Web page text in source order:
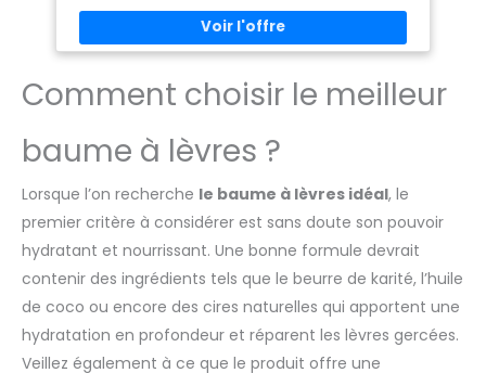
apaisées, protégées pour une sensation de confort
immédiate. 🍃 FABRICATION FRANÇAISE & HUILE DE BEURRE
DE KARITÉ ISSU DU COMMERCE ÉQUITABLE: Ce stick lèvres
contient du Beurre de Karité favorisant le commerce
ENGAGÉE : Labellisés One Voice depuis 2001, les produits Le
Petit Olivier sont fabriqués en France et s'inscrivent dans
Comment choisir le meilleur
baume à lèvres ?
Lorsque l’on recherche le baume à lèvres idéal, le
premier critère à considérer est sans doute son pouvoir
hydratant et nourrissant. Une bonne formule devrait
contenir des ingrédients tels que le beurre de karité, l’huile
de coco ou encore des cires naturelles qui apportent une
hydratation en profondeur et réparent les lèvres gercées.
Veillez également à ce que le produit offre une